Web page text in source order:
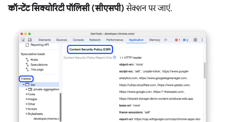
कॉन्टेंट सिक्योरिटी पॉलिसी (सीएसपी)सेक्शन पर जाएं.